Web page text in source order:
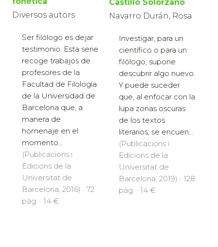
Diversos autors
Ser filólogo es dejar
testimonio. Esta serie
recoge trabajos de
profesores de la
Facultad de Filología
de la Universidad de
Barcelona que, a
manera de
homenaje en el
momento...
(Publicacions i
Edicions de la
Universitat de
Barcelona, 2016) · 72
pàg. · 14 €
Castillo Solórzano
Navarro Durán, Rosa
Investigar, para un
científico o para un
filólogo, supone
descubrir algo nuevo.
Y puede suceder
que, al enfocar con la
lupa zonas oscuras
de los textos
literarios, se encuen...
(Publicacions i
Edicions de la
Universitat de
Barcelona, 2019) · 128
pàg. · 14 €